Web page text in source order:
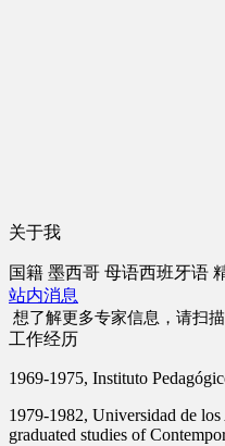
关于我
国籍 墨西哥 母语西班牙语
站内消息
想了解更多专家信息，请扫
工作经历
1969-1975, Instituto
1979-1982, Universidad de
graduated studies of